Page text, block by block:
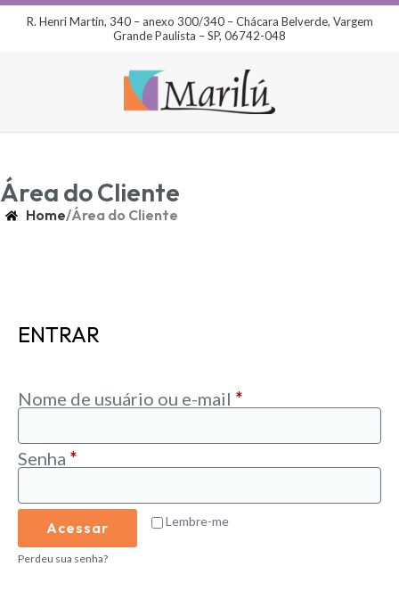
R. Henri Martin, 340 – anexo 300/340 – Chácara Belverde, Vargem
Grande Paulista – SP, 06742-048
Área do Cliente
Home/Área do Cliente
ENTRAR
Nome de usuário ou e-mail *
Senha *
Alternative: Lembre-me
Acessar
Perdeu sua senha?